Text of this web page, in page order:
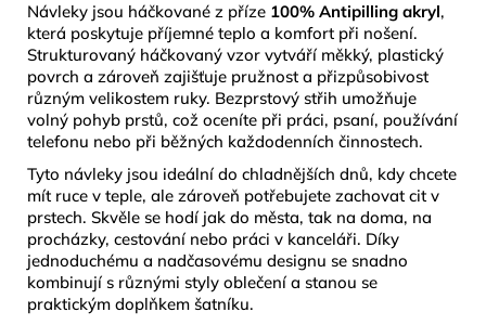
Návleky jsou háčkované z příze 100% Antipilling akryl,
která poskytuje příjemné teplo a komfort při nošení.
Strukturovaný háčkovaný vzor vytváří měkký, plastický
povrch a zároveň zajišťuje pružnost a přizpůsobivost
různým velikostem ruky. Bezprstový střih umožňuje
volný pohyb prstů, což oceníte při práci, psaní, používání
telefonu nebo při běžných každodenních činnostech.
Tyto návleky jsou ideální do chladnějších dnů, kdy chcete
mít ruce v teple, ale zároveň potřebujete zachovat cit v
prstech. Skvěle se hodí jak do města, tak na doma, na
procházky, cestování nebo práci v kanceláři. Díky
jednoduchému a nadčasovému designu se snadno
kombinují s různými styly oblečení a stanou se
praktickým doplňkem šatníku.